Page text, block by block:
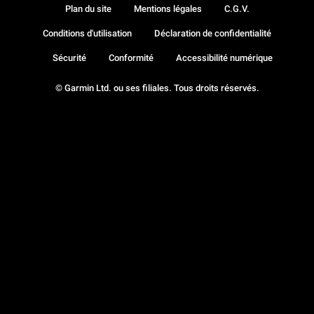
© Garmin Ltd. ou ses filiales. Tous droits réservés.
Plan du site Mentions légales C.G.V.
Conditions d'utilisation Déclaration de confidentialité
Sécurité Conformité Accessibilité numérique